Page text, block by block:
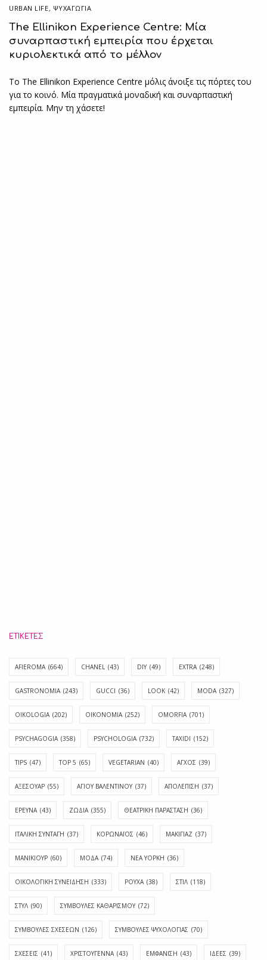
URBAN LIFE, ΨΥΧΑΓΩΓΙΑ
The Ellinikon Experience Centre: Μία
συναρπαστική εμπειρία που έρχεται
κυριολεκτικά από το μέλλον
Το The Ellinikon Experience Centre μόλις άνοιξε τις πόρτες του
για το κοινό. Μία πραγματικά μοναδική και συναρπαστική
εμπειρία. Μην τη χάσετε!
ΕΤΙΚΈΤΕΣ
AFIEROMA (664) CHANEL (43) DIY (49) EXTRA (248)
GASTRONOMIA (243) GUCCI (36) LOOK (42) MODA (327)
OIKOLOGIA (202) OIKONOMIA (252) OMORFIA (701)
PSYCHAGOGIA (358) PSYCHOLOGIA (732) TAXIDI (152)
TIPS (47) TOP 5 (65) VEGETARIAN (40) ΑΓΧΟΣ (39)
ΑΞΕΣΟΥΑΡ (55) ΑΓΊΟΥ ΒΑΛΕΝΤΊΝΟΥ (37) ΑΠΟΛΈΠΙΣΗ (37)
ΕΡΕΥΝΑ (43) ΖΩΔΙΑ (355) ΘΕΑΤΡΙΚΗ ΠΑΡΑΣΤΑΣΗ (36)
ΙΤΑΛΙΚΗ ΣΥΝΤΑΓΗ (37) ΚΟΡΩΝΑΪΟΣ (46) ΜΑΚΙΓΙΑΖ (37)
ΜΑΝΙΚΙΟΥΡ (60) ΜΟΔΑ (74) ΝΕΑ ΥΟΡΚΗ (36)
ΟΙΚΟΛΟΓΙΚΗ ΣΥΝΕΙΔΗΣΗ (333) ΡΟΥΧΑ (38) ΣΤΙΛ (118)
ΣΤΥΛ (90) ΣΥΜΒΟΥΛΕΣ ΚΑΘΑΡΙΣΜΟΥ (72)
ΣΥΜΒΟΥΛΕΣ ΣΧΕΣΕΩΝ (126) ΣΥΜΒΟΥΛΕΣ ΨΥΧΟΛΟΓΙΑΣ (70)
ΣΧΕΣΕΙΣ (41) ΧΡΙΣΤΟΥΓΕΝΝΑ (43) ΕΜΦΆΝΙΣΗ (43) ΙΔΈΕΣ (39)